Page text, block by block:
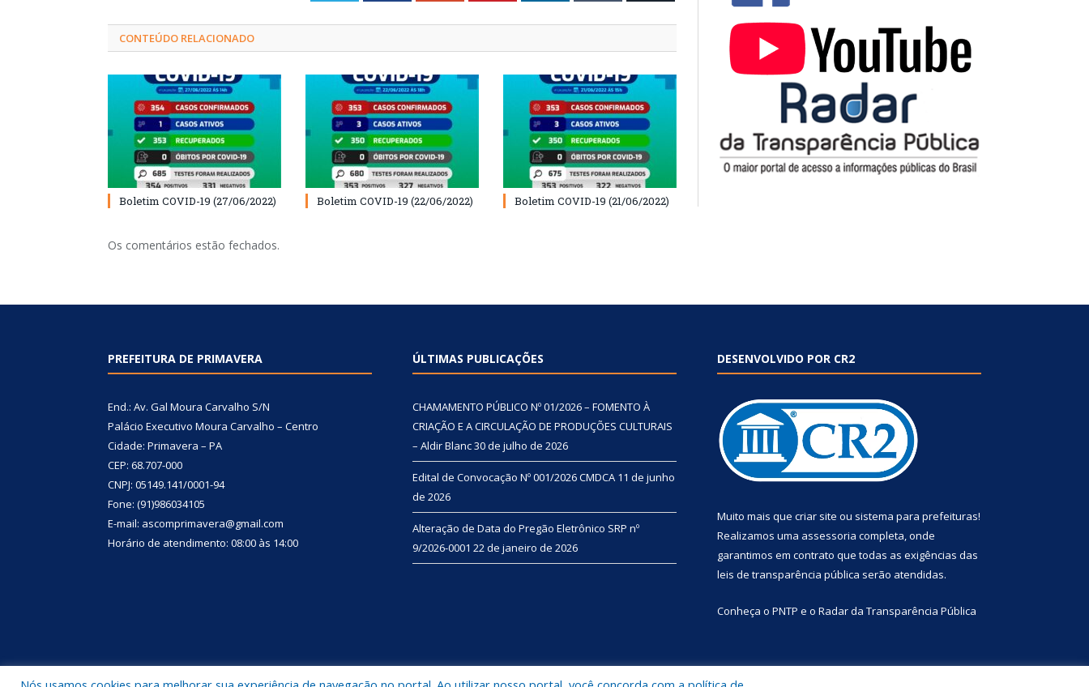
CONTEÚDO RELACIONADO
Boletim COVID-19 (27/06/2022) Boletim COVID-19 (22/06/2022) Boletim COVID-19 (21/06/2022)
Os comentários estão fechados.
PREFEITURA DE PRIMAVERA
End.: Av. Gal Moura Carvalho S/N
Palácio Executivo Moura Carvalho – Centro
Cidade: Primavera – PA
CEP: 68.707-000
CNPJ: 05149.141/0001-94
Fone: (91)986034105
E-mail: ascomprimavera@gmail.com
Horário de atendimento: 08:00 às 14:00
ÚLTIMAS PUBLICAÇÕES
CHAMAMENTO PÚBLICO Nº 01/2026 – FOMENTO À
CRIAÇÃO E A CIRCULAÇÃO DE PRODUÇÕES CULTURAIS
– Aldir Blanc30 de julho de 2026
Edital de Convocação Nº 001/2026 CMDCA 11 de junho
de 2026
Alteração de Data do Pregão Eletrônico SRP nº
9/2026-0001 22 de janeiro de 2026
DESENVOLVIDO POR CR2
Muito mais que criar site ou sistema para prefeituras!
Realizamos uma assessoria completa, onde
garantimos em contrato que todas as exigências das
leis de transparência pública serão atendidas.
Conheça o PNTP e o Radar da Transparência Pública